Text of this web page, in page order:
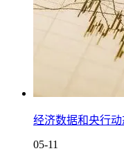
经济数据和央行
05-11